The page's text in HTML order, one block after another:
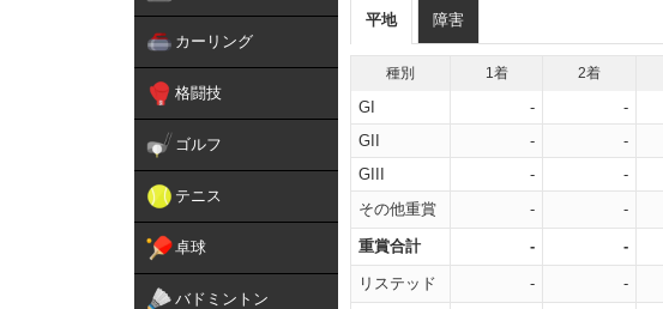
カーリング
格闘技
ゴルフ
テニス
卓球
バドミントン
平地 障害
種別 1着 2着
GI - -
GII
- -
GIII
- -
その他重賞
- -
重賞合計 - -
リステッド - -